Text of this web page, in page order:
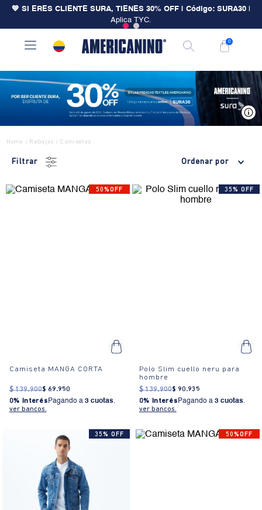
💙 SI ERES CLIENTE SURA, TIENES 30% OFF | Código: SURA30
Aplica TYC.
0
Home / Rebajas / Camisetas
Filtrar Ordenar por
50%OFF
Camiseta MANGA CORTA
$ 139.900$ 69.950
0% Interés Pagando a 3 cuotas.
ver bancos.
35% OFF
Polo Slim cuello neru para
hombre
$ 139.900$ 90.935
0% Interés Pagando a 3 cuotas.
ver bancos.
35% OFF 50%OFF